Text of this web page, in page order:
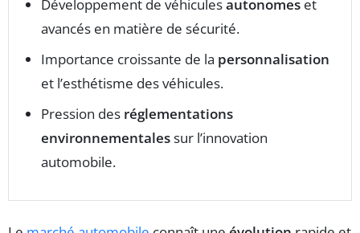
Développement de véhiculesautonomes et
avancés en matière de sécurité.
Importance croissante de la personnalisation
et l’esthétisme des véhicules.
Pression des réglementations
environnementalessur l’innovation
automobile.